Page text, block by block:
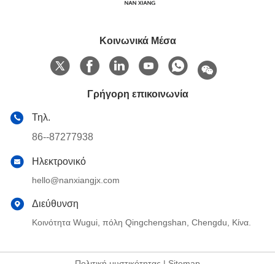
Κοινωνικά Μέσα
Γρήγορη επικοινωνία
Τηλ.
86--87277938
Ηλεκτρονικό
hello@nanxiangjx.com
Διεύθυνση
Κοινότητα Wugui, πόλη Qingchengshan, Chengdu, Κίνα.